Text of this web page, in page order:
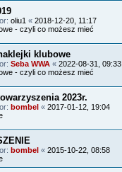
oliu1 « 2018-12-20, 11:17
- czyli co możesz mieć
klubowe
Seba WWA « 2022-08-31, 09:33
- czyli co możesz mieć
2023r.
bombel « 2017-01-12, 19:04
bombel « 2015-10-22, 08:58